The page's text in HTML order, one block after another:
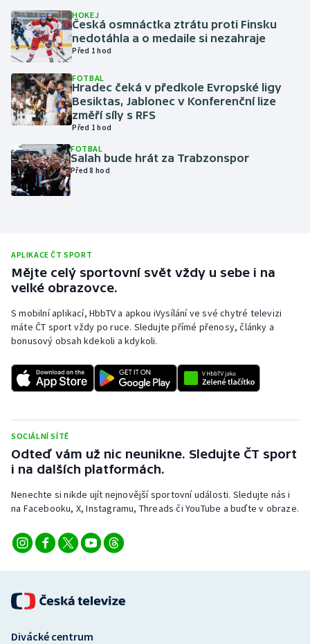
Lyže a snowboard
Moderní pětiboj
Motorsport
Olympijské hry
Parasport
Plavání
Rychlostní kanoistika
Short track
Stolní tenis
Triatlon
Veslování
Vodní slalom
Ostatní
HOKEJ
Česká osmnáctka ztrátu proti Finsku
nedotáhla a o medaile si nezahraje
Před 1 hod
FOTBAL
Hradec čeká v předkole Evropské ligy
Besiktas, Jablonec v Konferenční lize
změří síly s RFS
Před 1 hod
FOTBAL
Salah bude hrát za Trabzonspor
Před 8 hod
APLIKACE ČT SPORT
Mějte celý sportovní svět vždy u sebe i na
velké obrazovce.
S mobilní aplikací, HbbTV a apkou iVysílání ve své chytré televizi
máte ČT sport vždy po ruce. Sledujte přímé přenosy, články a
bonusový obsah kdekoli a kdykoli.
SOCIÁLNÍ SÍTĚ
Odteď vám už nic neunikne. Sledujte ČT sport
i na dalších platformách.
Nenechte si nikde ujít nejnovější sportovní události. Sledujte nás i
na Facebooku, X, Instagramu, Threads či YouTube a buďte v obraze.
Divácké centrum